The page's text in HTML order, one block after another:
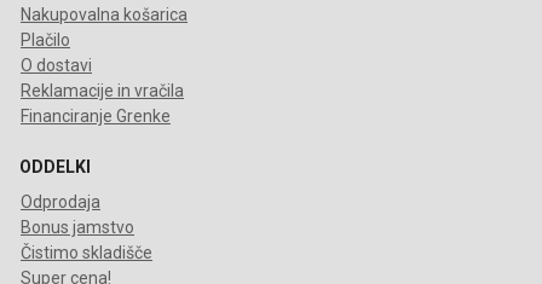
Nakupovalna košarica
Plačilo
O dostavi
Reklamacije in vračila
Financiranje Grenke
ODDELKI
Odprodaja
Bonus jamstvo
Čistimo skladišče
Super cena!